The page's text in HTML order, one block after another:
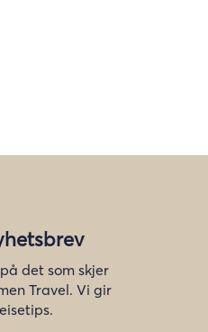
det som skjer
Travel. Vi gir